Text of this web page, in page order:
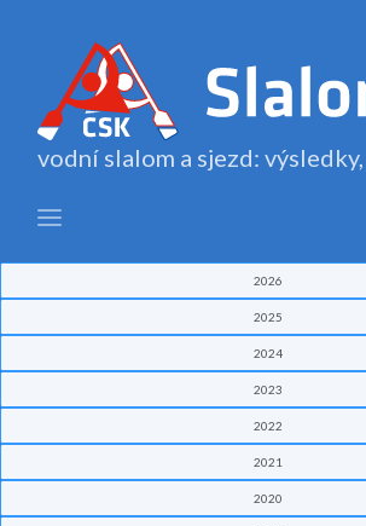
vodní slalom a sjezd:
2026
2025
2024
2023
2022
2021
2020